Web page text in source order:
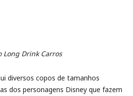
Long Drink Carros
diversos copos de tamanhos
dos personagens Disney que fazem